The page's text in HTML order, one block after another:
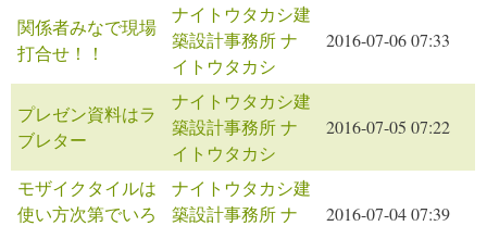
関係者みなで現場
打合せ！！
ナイトウタカシ建
築設計事務所 ナ
イトウタカシ
2016-07-06 07:33
プレゼン資料はラ
ブレター
ナイトウタカシ建
築設計事務所 ナ
イトウタカシ
2016-07-05 07:22
モザイクタイルは
使い方次第でいろ
ナイトウタカシ建
築設計事務所 ナ
2016-07-04 07:39